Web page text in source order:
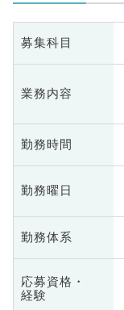
募集科目
業務内容
勤務時間
勤務曜日
勤務体系
応募資格・
経験